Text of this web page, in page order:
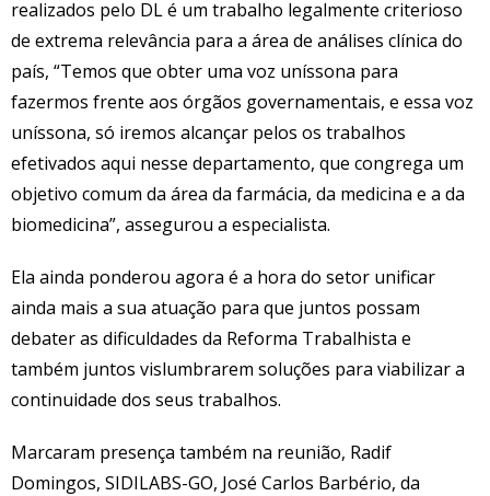
realizados pelo DL é um trabalho legalmente criterioso
de extrema relevância para a área de análises clínica do
país, “Temos que obter uma voz uníssona para
fazermos frente aos órgãos governamentais, e essa voz
uníssona, só iremos alcançar pelos os trabalhos
efetivados aqui nesse departamento, que congrega um
objetivo comum da área da farmácia, da medicina e a da
biomedicina”, assegurou a especialista.
Ela ainda ponderou agora é a hora do setor unificar
ainda mais a sua atuação para que juntos possam
debater as dificuldades da Reforma Trabalhista e
também juntos vislumbrarem soluções para viabilizar a
continuidade dos seus trabalhos.
Marcaram presença também na reunião, Radif
Domingos, SIDILABS-GO, José Carlos Barbério, da